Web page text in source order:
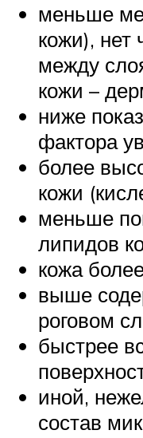
меньше
кожи), нет
между
кожи –
ниже
фактора
более
кожи
меньше
липидов
кожа
выше
роговом
быстрее
иной,
состав